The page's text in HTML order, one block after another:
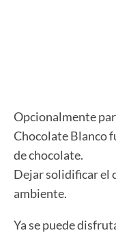
Opcionalmente
Chocolate Blanco
de chocolate.
Dejar solidificar el
ambiente.
Ya se puede